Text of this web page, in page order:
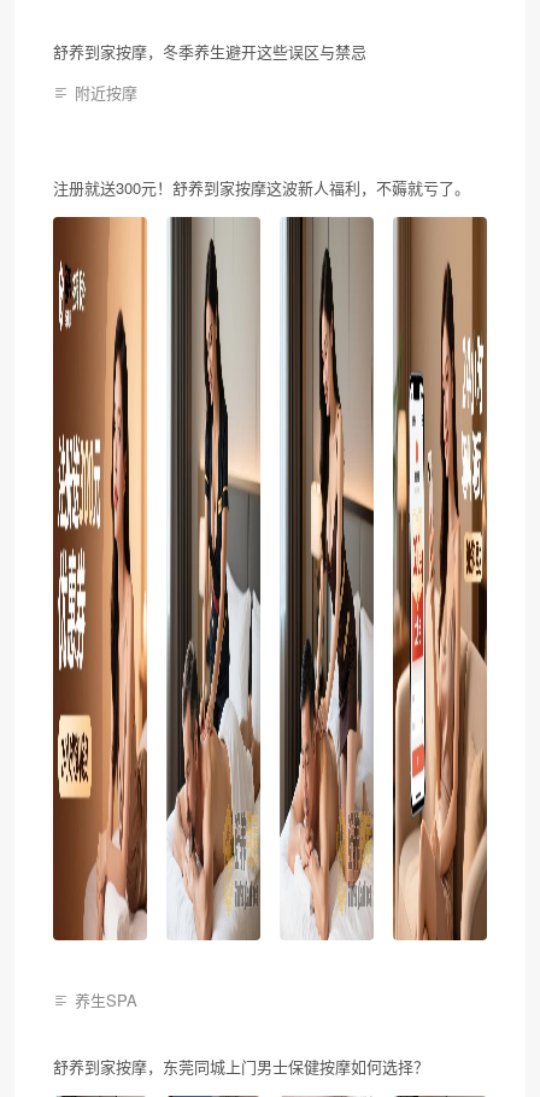
舒养到家按摩，冬季养生避开这些误区与禁忌
附近按摩
注册就送300元！舒养到家按摩这波新人福利，不薅就亏了。
养生SPA
舒养到家按摩，东莞同城上门男士保健按摩如何选择？